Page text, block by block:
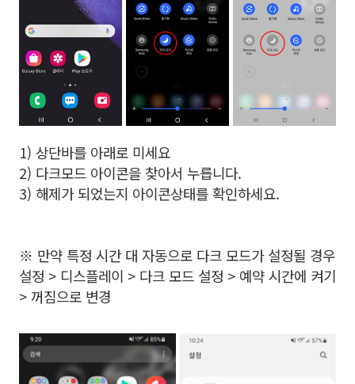
1) 상단바를 아래로 미세요
2) 다크모드 아이콘을 찾아서 누릅니다.
3) 해제가 되었는지 아이콘상태를 확인하세요.
※ 만약 특정 시간 대 자동으로 다크 모드가 설정될 경우
설정 > 디스플레이 > 다크 모드 설정 > 예약 시간에 켜기
> 꺼짐으로 변경